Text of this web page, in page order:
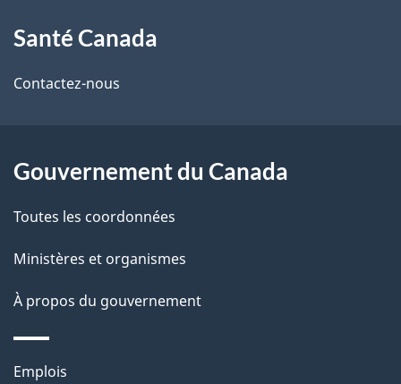
a
n
d
a
i
l
d
e
p
a
propos
de
site
Santé Canada
Contactez-nous
Gouvernement du Canada
Toutes les coordonnées
Ministères et organismes
À propos du gouvernement
Thèmes
Emplois